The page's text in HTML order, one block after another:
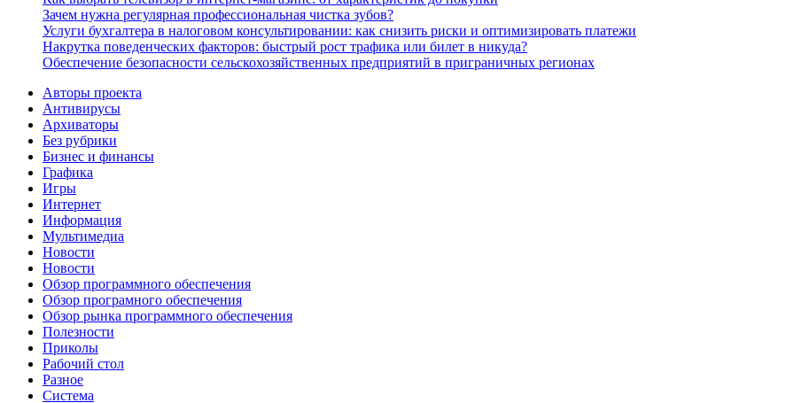
Зачем нужна регулярная профессиональная чистка зубов?
Услуги бухгалтера в налоговом консультировании: как снизить риски и оптимизировать платежи
Накрутка поведенческих факторов: быстрый рост трафика или билет в никуда?
Обеспечение безопасности сельскохозяйственных предприятий в приграничных регионах
Авторы проекта
Антивирусы
Архиваторы
Без рубрики
Бизнес и финансы
Графика
Игры
Интернет
Информация
Мультимедиа
Новости
Новости
Обзор программного обеспечения
Обзор програмного обеспечения
Обзор рынка программного обеспечения
Полезности
Приколы
Рабочий стол
Разное
Система